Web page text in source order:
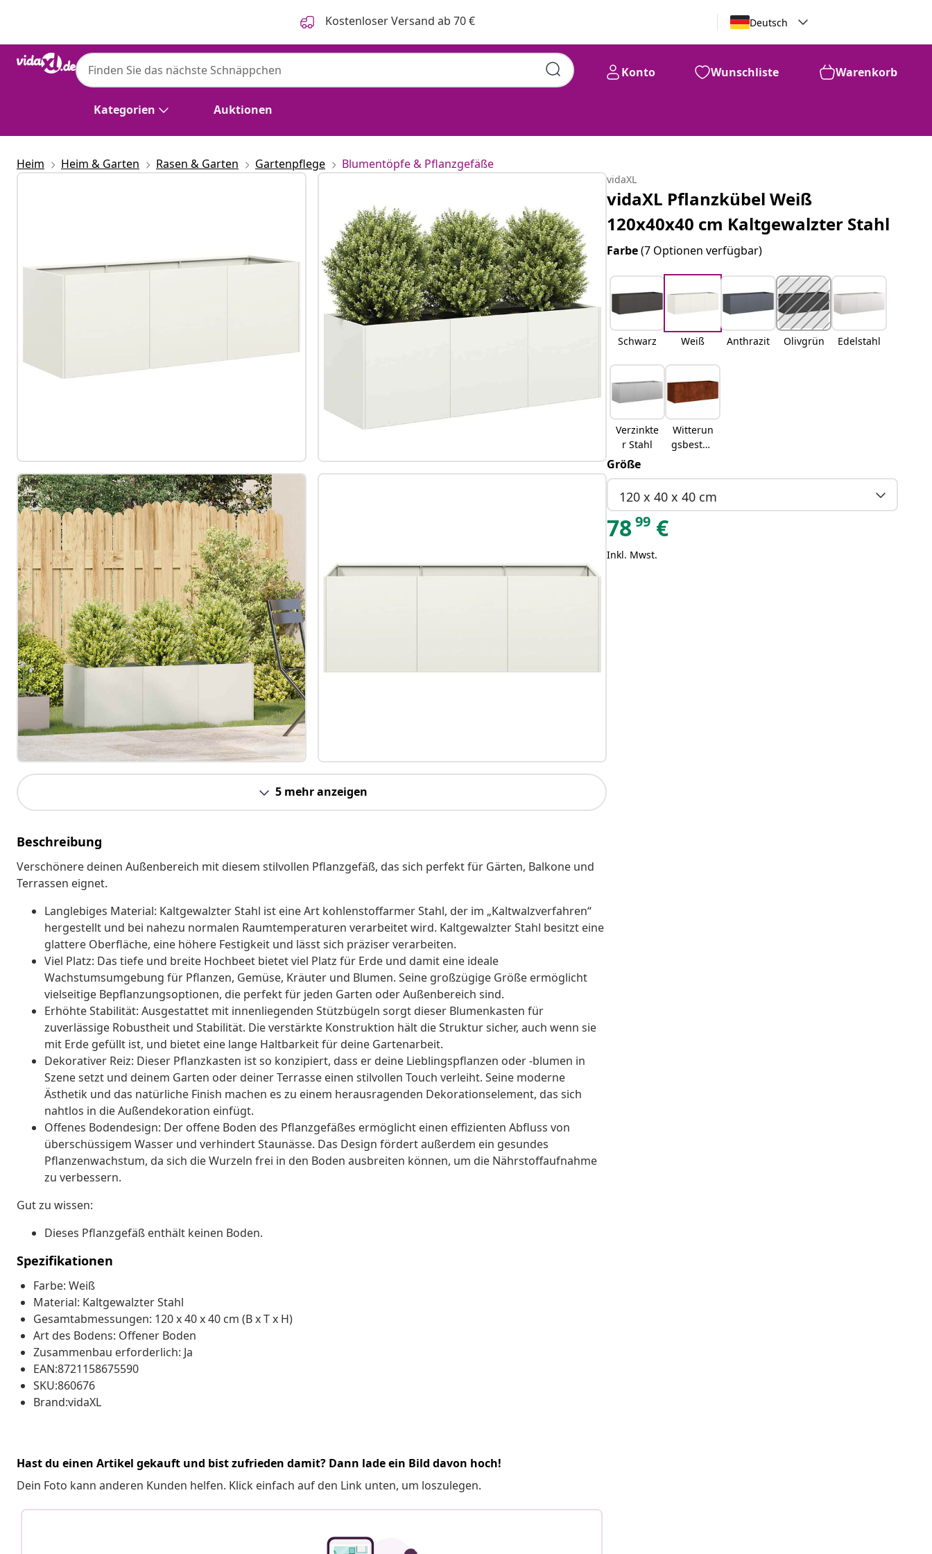
Kostenloser Versand ab 70 € Deutsch
Kategorien Auktionen
Konto Wunschliste Warenkorb
Heim Heim & Garten Rasen & Garten Gartenpflege Blumentöpfe & Pflanzgefäße
5 mehr anzeigen
Beschreibung
Verschönere deinen Außenbereich mit diesem stilvollen Pflanzgefäß, das sich perfekt für Gärten, Balkone und
Terrassen eignet.
Langlebiges Material: Kaltgewalzter Stahl ist eine Art kohlenstoffarmer Stahl, der im „Kaltwalzverfahren“
hergestellt und bei nahezu normalen Raumtemperaturen verarbeitet wird. Kaltgewalzter Stahl besitzt eine
glattere Oberfläche, eine höhere Festigkeit und lässt sich präziser verarbeiten.
Viel Platz: Das tiefe und breite Hochbeet bietet viel Platz für Erde und damit eine ideale
Wachstumsumgebung für Pflanzen, Gemüse, Kräuter und Blumen. Seine großzügige Größe ermöglicht
vielseitige Bepflanzungsoptionen, die perfekt für jeden Garten oder Außenbereich sind.
Erhöhte Stabilität: Ausgestattet mit innenliegenden Stützbügeln sorgt dieser Blumenkasten für
zuverlässige Robustheit und Stabilität. Die verstärkte Konstruktion hält die Struktur sicher, auch wenn sie
mit Erde gefüllt ist, und bietet eine lange Haltbarkeit für deine Gartenarbeit.
Dekorativer Reiz: Dieser Pflanzkasten ist so konzipiert, dass er deine Lieblingspflanzen oder -blumen in
Szene setzt und deinem Garten oder deiner Terrasse einen stilvollen Touch verleiht. Seine moderne
Ästhetik und das natürliche Finish machen es zu einem herausragenden Dekorationselement, das sich
nahtlos in die Außendekoration einfügt.
Offenes Bodendesign: Der offene Boden des Pflanzgefäßes ermöglicht einen effizienten Abfluss von
überschüssigem Wasser und verhindert Staunässe. Das Design fördert außerdem ein gesundes
Pflanzenwachstum, da sich die Wurzeln frei in den Boden ausbreiten können, um die Nährstoffaufnahme
zu verbessern.
Gut zu wissen:
Dieses Pflanzgefäß enthält keinen Boden.
Spezifikationen
Farbe: Weiß
Material: Kaltgewalzter Stahl
Gesamtabmessungen: 120 x 40 x 40 cm (B x T x H)
Art des Bodens: Offener Boden
Zusammenbau erforderlich: Ja
EAN:8721158675590
SKU:860676
Brand:vidaXL
Hast du einen Artikel gekauft und bist zufrieden damit? Dann lade ein Bild davon hoch!
Dein Foto kann anderen Kunden helfen. Klick einfach auf den Link unten, um loszulegen.
vidaXL
vidaXL Pflanzkübel Weiß
120x40x40 cm Kaltgewalzter Stahl
Farbe(7 Optionen verfügbar)
Schwarz Weiß Anthrazit Olivgrün Edelstahl
Verzinkte
r Stahl
Witterun
gsbestän
Größe
120 x 40 x 40 cm
7899 €
Inkl. Mwst.